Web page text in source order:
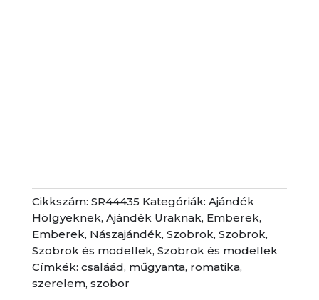
Cikkszám: SR44435 Kategóriák: Ajándék
Hölgyeknek, Ajándék Uraknak, Emberek,
Emberek, Nászajándék, Szobrok, Szobrok,
Szobrok és modellek, Szobrok és modellek
Címkék: csaláád, műgyanta, romatika,
szerelem, szobor